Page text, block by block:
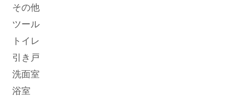
その他
ツール
トイレ
引き戸
洗面室
浴室